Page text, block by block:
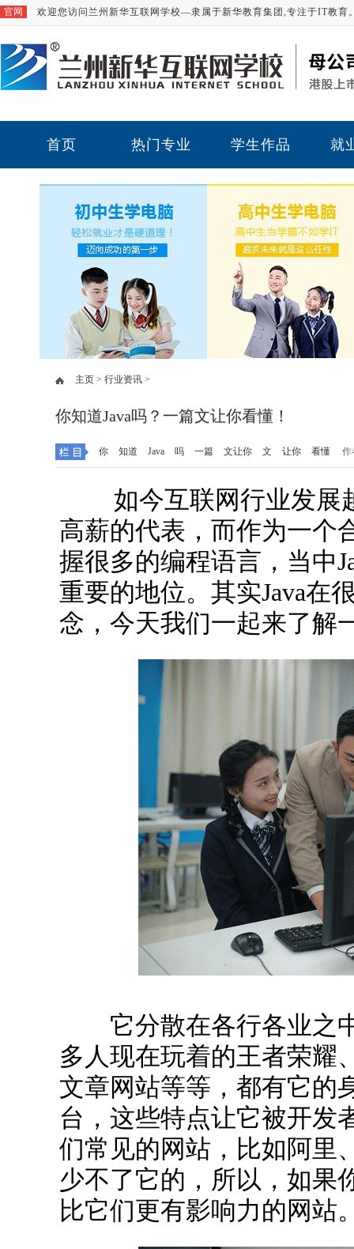
官网 欢迎您访问兰州新华互联网学校—隶属于新华教育集团,专注于IT教育
首页 热门专业 学生作品 就
主页 > 行业资讯 >
你知道Java吗？一篇文让你看懂！
你 知道 Java 吗 一篇 文让你 文 让你 看懂 作
如今互联网行业发展
高薪的代表，而作为一个
握很多的编程语言，当中
重要的地位。其实Java在
念，今天我们一起来了解
它分散在各行各业之中
多人现在玩着的王者荣耀
文章网站等等，都有它的
台，这些特点让它被开发
们常见的网站，比如阿里
少不了它的，所以，如果
比它们更有影响力的网站